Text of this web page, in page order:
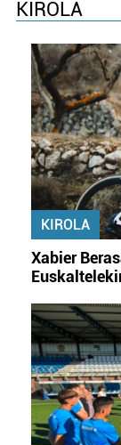
Webgune
fitxategiak
zerbitzuak
baliatzen
erabiltzeko
irakurri
KIROLA
KIROLA
Xabier